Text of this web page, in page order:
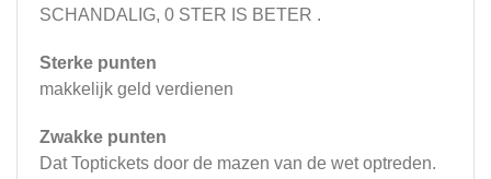
SCHANDALIG, 0 STER IS BETER .
Sterke punten
makkelijk geld verdienen
Zwakke punten
Dat Toptickets door de mazen van de wet optreden.